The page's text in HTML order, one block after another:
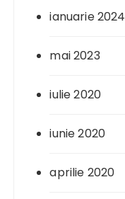
ianuarie 2024
mai 2023
iulie 2020
iunie 2020
aprilie 2020